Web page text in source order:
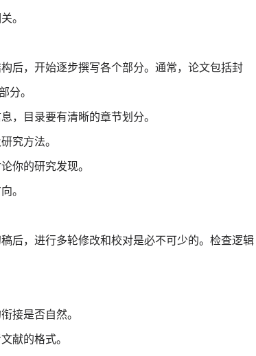
。
后，开始逐步撰写各个部分。通常，论文包括封
分。
，目录要有清晰的章节划分。
究方法。
你的研究发现。
。
后，进行多轮修改和校对是必不可少的。检查逻辑
接是否自然。
献的格式。